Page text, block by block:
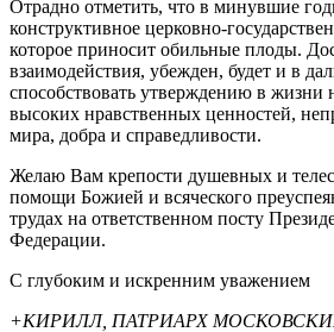
Отрадно отметить, что в минувшие
конструктивное церковно-
которое приносит обильные плоды.
взаимодействия, убежден, будет и в
способствовать утверждению в жизни
высоких нравственных ценностей,
мира, добра и справедливости.
Желаю Вам крепости душевных и
помощи Божией и всяческого
трудах на ответственном посту
Федерации.
С глубоким и искренним уважением
+КИРИЛЛ, ПАТРИАРХ